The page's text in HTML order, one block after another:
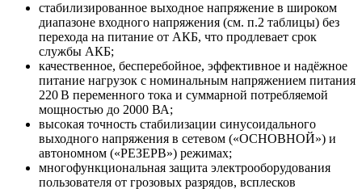
стабилизированное выходное напряжение в широком
диапазоне входного напряжения (см. п.2 таблицы) без
перехода на питание от АКБ, что продлевает срок
службы АКБ;
качественное, бесперебойное, эффективное и надёжное
питание нагрузок с номинальным напряжением питания
220 В переменного тока и суммарной потребляемой
мощностью до 2000 ВА;
высокая точность стабилизации синусоидального
выходного напряжения в сетевом («ОСНОВНОЙ») и
автономном («РЕЗЕРВ») режимах;
многофункциональная защита электрооборудования
пользователя от грозовых разрядов, всплесков